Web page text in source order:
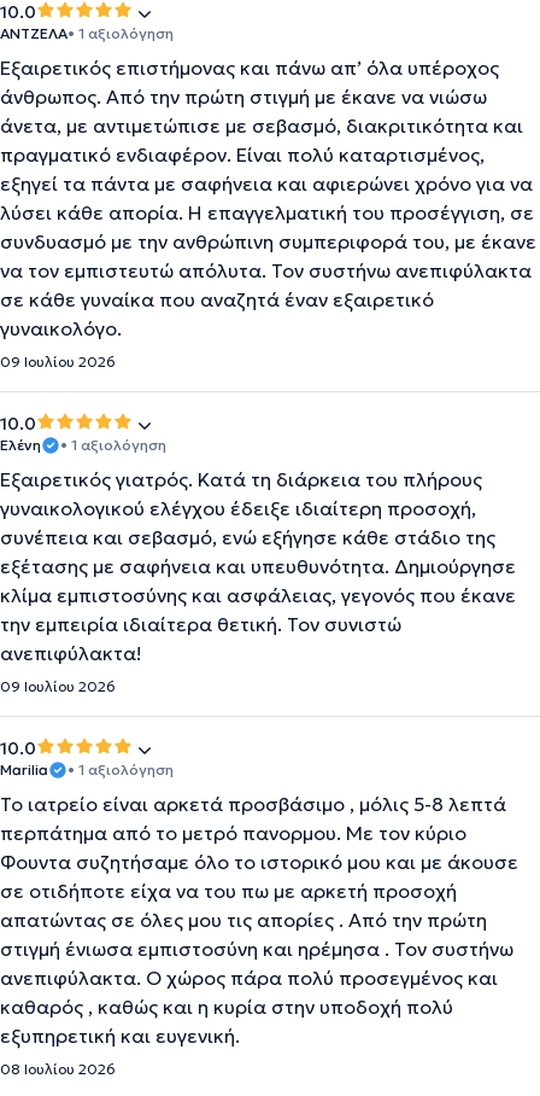
10.0
ΑΝΤΖΕΛΑ• 1 αξιολόγηση
Εξαιρετικός επιστήμονας και πάνω απ’ όλα υπέροχος
άνθρωπος. Από την πρώτη στιγμή με έκανε να νιώσω
άνετα, με αντιμετώπισε με σεβασμό, διακριτικότητα και
πραγματικό ενδιαφέρον. Είναι πολύ καταρτισμένος,
εξηγεί τα πάντα με σαφήνεια και αφιερώνει χρόνο για να
λύσει κάθε απορία. Η επαγγελματική του προσέγγιση, σε
συνδυασμό με την ανθρώπινη συμπεριφορά του, με έκανε
να τον εμπιστευτώ απόλυτα. Τον συστήνω ανεπιφύλακτα
σε κάθε γυναίκα που αναζητά έναν εξαιρετικό
γυναικολόγο.
09 Ιουλίου 2026
10.0
Ελένη • 1 αξιολόγηση
Εξαιρετικός γιατρός. Κατά τη διάρκεια του πλήρους
γυναικολογικού ελέγχου έδειξε ιδιαίτερη προσοχή,
συνέπεια και σεβασμό, ενώ εξήγησε κάθε στάδιο της
εξέτασης με σαφήνεια και υπευθυνότητα. Δημιούργησε
κλίμα εμπιστοσύνης και ασφάλειας, γεγονός που έκανε
την εμπειρία ιδιαίτερα θετική. Τον συνιστώ
ανεπιφύλακτα!
09 Ιουλίου 2026
10.0
Marilia • 1 αξιολόγηση
Το ιατρείο είναι αρκετά προσβάσιμο , μόλις 5-8 λεπτά
περπάτημα από το μετρό πανορμου. Με τον κύριο
Φουντα συζητήσαμε όλο το ιστορικό μου και με άκουσε
σε οτιδήποτε είχα να του πω με αρκετή προσοχή
απατώντας σε όλες μου τις απορίες . Από την πρώτη
στιγμή ένιωσα εμπιστοσύνη και ηρέμησα . Τον συστήνω
ανεπιφύλακτα. Ο χώρος πάρα πολύ προσεγμένος και
καθαρός , καθώς και η κυρία στην υποδοχή πολύ
εξυπηρετική και ευγενική.
08 Ιουλίου 2026